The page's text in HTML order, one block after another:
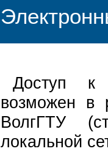
Доступ к
возможен в
ВолгГТУ
локальной